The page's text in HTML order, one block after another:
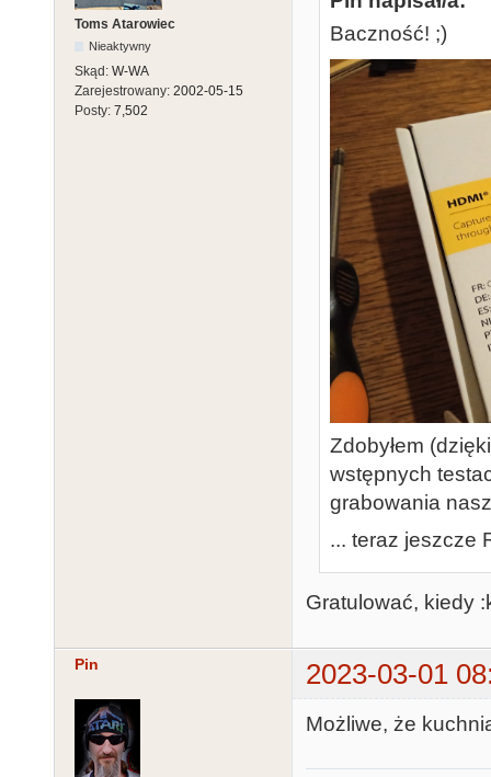
Toms Atarowiec
Nieaktywny
Skąd: W-WA
Zarejestrowany: 2002-05-15
Posty: 7,502
Baczność! ;)
Zdobyłem
wstępnych
grabowania
... teraz jeszcze
Gratulować, kiedy
Pin 2023-03-01
Możliwe, że